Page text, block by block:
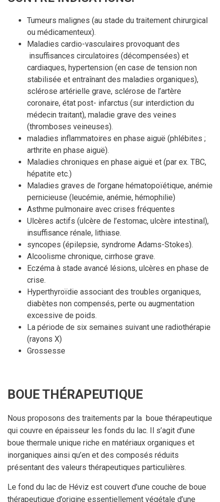
Tumeurs malignes (au stade du traitement chirurgical
ou médicamenteux).
Maladies cardio-vasculaires provoquant des
insuffisances circulatoires (décompensées) et
cardiaques, hypertension (en case de tension non
stabilisée et entraînant des maladies organiques),
sclérose artérielle grave, sclérose de l’artère
coronaire, état post- infarctus (sur interdiction du
médecin traitant), maladie grave des veines
(thromboses veineuses).
maladies inflammatoires en phase aiguë (phlébites ;
arthrite en phase aiguë).
Maladies chroniques en phase aiguë et (par ex. TBC,
hépatite etc.)
Maladies graves de l’organe hématopoïétique, anémie
pernicieuse (leucémie, anémie, hémophilie)
Asthme pulmonaire avec crises fréquentes
Ulcères actifs (ulcère de l’estomac, ulcère intestinal),
insuffisance rénale, lithiase.
syncopes (épilepsie, syndrome Adams-Stokes).
Alcoolisme chronique, cirrhose grave.
Eczéma à stade avancé lésions, ulcères en phase de
crise.
Hyperthyroïdie associant des troubles organiques,
diabètes non compensés, perte ou augmentation
excessive de poids.
La période de six semaines suivant une radiothérapie
(rayons X)
Grossesse
BOUE THÉRAPEUTIQUE
Nous proposons des traitements par la boue thérapeutique
qui couvre en épaisseur les fonds du lac. Il s’agit d’une
boue thermale unique riche en matériaux organiques et
inorganiques ainsi qu’en et des composés réduits
présentant des valeurs thérapeutiques particulières.
Le fond du lac de Héviz est couvert d’une couche de boue
thérapeutique d’origine essentiellement végétale d’une